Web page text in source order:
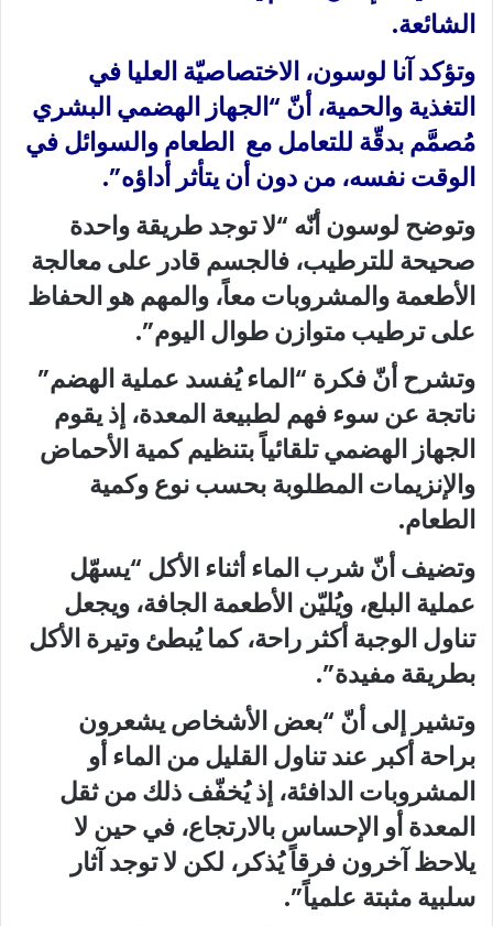
الشائعة.
وتؤكد آنا لوسون، الاختصاصيّة العليا في
التغذية والحمية، أنّ “الجهاز الهضمي البشري
مُصمَّم بدقّة للتعامل مع الطعام والسوائل في
الوقت نفسه، من دون أن يتأثر أداؤه”.
وتوضح لوسون أنّه “لا توجد طريقة واحدة
صحيحة للترطيب، فالجسم قادر على معالجة
الأطعمة والمشروبات معاً، والمهم هو الحفاظ
على ترطيب متوازن طوال اليوم”.
وتشرح أنّ فكرة “الماء يُفسد عملية الهضم”
ناتجة عن سوء فهم لطبيعة المعدة، إذ يقوم
الجهاز الهضمي تلقائياً بتنظيم كمية الأحماض
والإنزيمات المطلوبة بحسب نوع وكمية
الطعام.
وتضيف أنّ شرب الماء أثناء الأكل “يسهّل
عملية البلع، ويُليّن الأطعمة الجافة، ويجعل
تناول الوجبة أكثر راحة، كما يُبطئ وتيرة الأكل
بطريقة مفيدة”.
وتشير إلى أنّ “بعض الأشخاص يشعرون
براحة أكبر عند تناول القليل من الماء أو
المشروبات الدافئة، إذ يُخفّف ذلك من ثقل
المعدة أو الإحساس بالارتجاع، في حين لا
يلاحظ آخرون فرقاً يُذكر، لكن لا توجد آثار
سلبية مثبتة علمياً”.